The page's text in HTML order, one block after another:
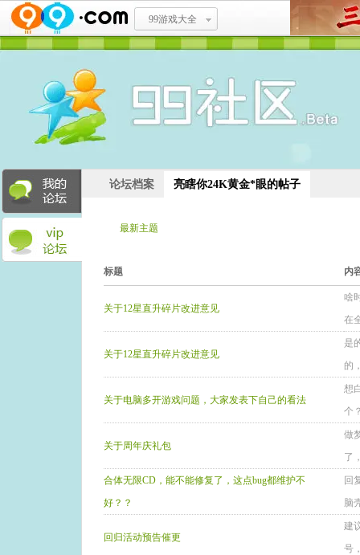
99游戏大全
论坛档案 亮瞎你24K黄金*眼的帖子
最新主题
标题 内
关于12星直升碎片改进意见
啥
在
关于12星直升碎片改进意见
是
的
关于电脑多开游戏问题，大家发表下自己的看法
想
个
关于周年庆礼包
做
了
合体无限CD，能不能修复了，这点bug都维护不
好？？
回
脑
回归活动预告催更
建
号